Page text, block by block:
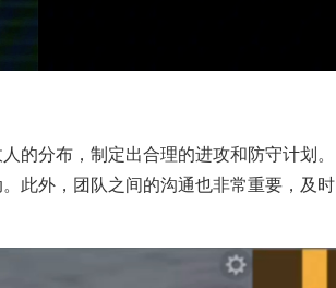
的分布，制定出合理的进攻和防守计划。
此外，团队之间的沟通也非常重要，及时